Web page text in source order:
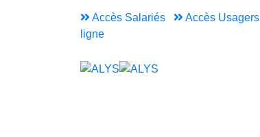
Accès Salariés Accès Usagers
ligne